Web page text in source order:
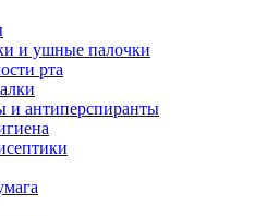
и ушные палочки
рта
и антиперспиранты